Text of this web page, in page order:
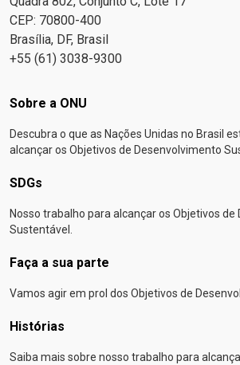
CEP: 70800-400
Brasília, DF, Brasil
+55 (61) 3038-9300
Footer menu
Sobre a ONU
Descubra o que as Nações Unidas no Brasil
alcançar os Objetivos de Desenvolvimento
SDGs
Nosso trabalho para alcançar os Objetivos
Sustentável.
Faça a sua parte
Vamos agir em prol dos Objetivos de
Histórias
Saiba mais sobre nosso trabalho para